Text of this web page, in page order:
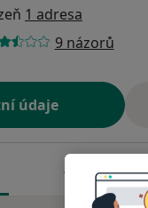
1 adresa
9 názorů
údaje
Adresy